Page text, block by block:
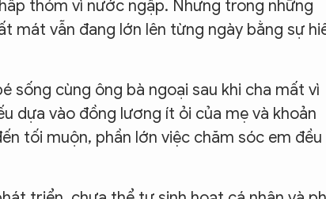
thỏm vì nước ngập. Nhưng trong những
mát vẫn đang lớn lên từng ngày bằng sự
sống cùng ông bà ngoại sau khi cha mất vì
dựa vào đồng lương ít ỏi của mẹ và khoản
tối muộn, phần lớn việc chăm sóc em đều